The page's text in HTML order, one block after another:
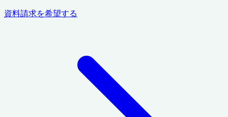
資料請求を希望する